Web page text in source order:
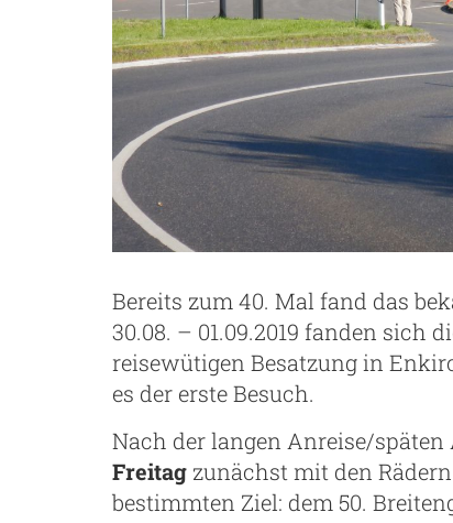
Bereits zum 40. Mal fand das
30.08. – 01.09.2019 fanden
reisewütigen Besatzung in
es der erste Besuch.
Nach der langen Anreise/
Freitag zunächst mit den
bestimmten Ziel: dem 50.